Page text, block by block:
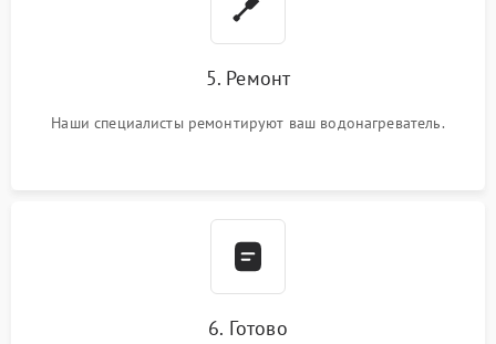
5. Ремонт
Наши специалисты ремонтируют ваш водонагреватель.
6. Готово